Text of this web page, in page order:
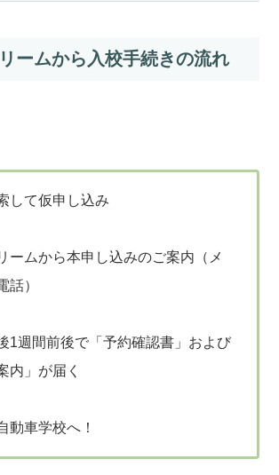
ームから入校手続きの流れ
して仮申し込み
ームから本申し込みのご案内（メ
話）
1週間前後で「予約確認書」および
内」が届く
動車学校へ！